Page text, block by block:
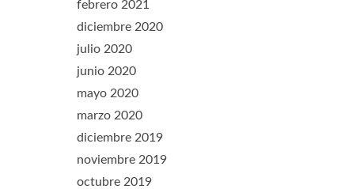
febrero 2021
diciembre 2020
julio 2020
junio 2020
mayo 2020
marzo 2020
diciembre 2019
noviembre 2019
octubre 2019